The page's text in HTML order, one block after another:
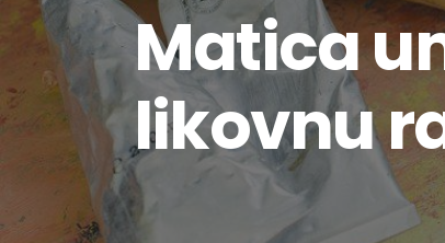
Matica
likovnu